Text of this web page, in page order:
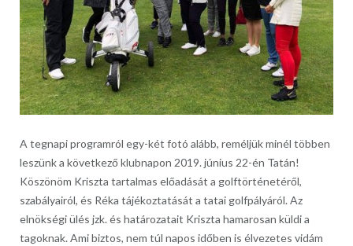
A tegnapi programról egy-két fotó alább, reméljük minél többen
leszünk a következő klubnapon 2019. június 22-én Tatán!
Köszönöm Kriszta tartalmas előadását a golftörténetéről,
szabályairól, és Réka tájékoztatását a tatai golfpályáról. Az
elnökségi ülés jzk. és határozatait Kriszta hamarosan küldi a
tagoknak. Ami biztos, nem túl napos időben is élvezetes vidám